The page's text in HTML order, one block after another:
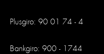
Plusgiro: 90 01 74 - 4
Bankgiro: 900 - 1744